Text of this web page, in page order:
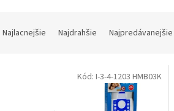
Najlacnejšie Najdrahšie Najpredávanejšie
Kód: I-3-4-1203 HMB03K